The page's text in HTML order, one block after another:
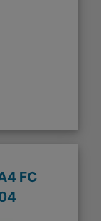
FC